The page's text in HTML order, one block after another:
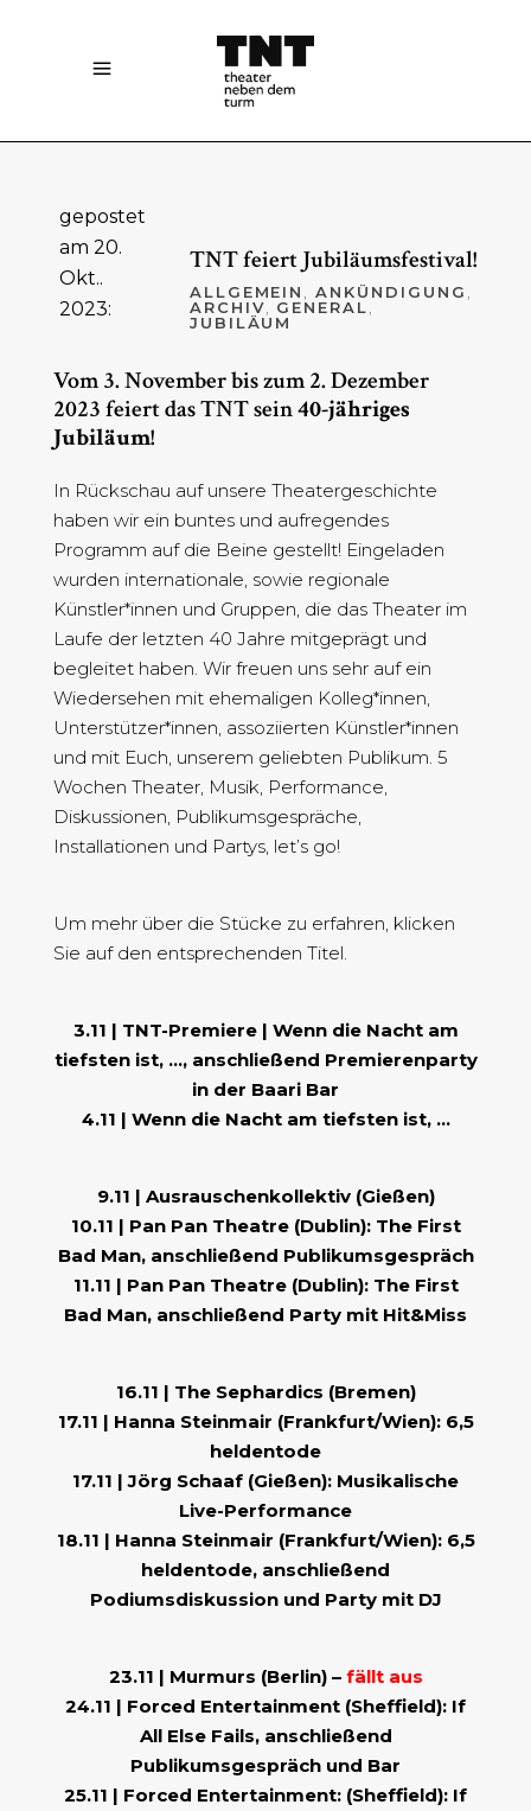
gepostet
am 20.
Okt..
2023:
TNT feiert Jubiläumsfestival!
ALLGEMEIN ,ANKÜNDIGUNG
ARCHIV
GENERAL
JUBILÄUM
Vom 3. November bis zum 2. Dezember
2023 feiert das TNT sein40-jähriges
Jubiläum!
In Rückschau auf unsere Theatergeschichte
haben wir ein buntes und aufregendes
Programm auf die Beine gestellt! Eingeladen
wurden internationale, sowie regionale
Künstler*innen und Gruppen, die das Theater im
Laufe der letzten 40 Jahre mitgeprägt und
begleitet haben. Wir freuen uns sehr auf ein
Wiedersehen mit ehemaligen Kolleg*innen,
Unterstützer*innen, assoziierten Künstler*innen
und mit Euch, unserem geliebten Publikum. 5
Wochen Theater, Musik, Performance,
Diskussionen, Publikumsgespräche,
Installationen und Partys, let’s go!
Um mehr über die Stücke zu erfahren, klicken
Sie auf den entsprechenden Titel.
3.11 | TNT-Premiere | Wenn die Nacht am
tiefsten ist, …, anschließend Premierenparty
in der Baari Bar
4.11 | Wenn die Nacht am tiefsten ist, …
9.11 | Ausrauschenkollektiv (Gießen)
10.11 | Pan Pan Theatre (Dublin): The First
Bad Man, anschließend Publikumsgespräch
11.11 | Pan Pan Theatre (Dublin): The First
Bad Man, anschließend Party mit Hit&Miss
16.11 | The Sephardics (Bremen)
17.11 | Hanna Steinmair (Frankfurt/Wien): 6,5
heldentode
17.11 | Jörg Schaaf (Gießen): Musikalische
Live-Performance
18.11 | Hanna Steinmair (Frankfurt/Wien): 6,5
heldentode, anschließend
Podiumsdiskussion und Party mit DJ
23.11 | Murmurs (Berlin) – fällt aus
24.11 | Forced Entertainment (Sheffield): If
All Else Fails, anschließend
Publikumsgespräch und Bar
25.11 | Forced Entertainment: (Sheffield): If